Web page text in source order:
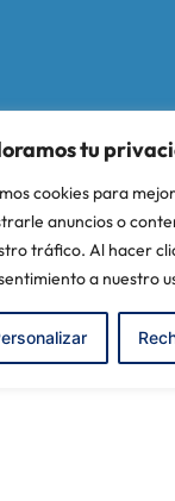
tu
cookies para
anuncios o
tráfico. Al hacer
a nuestro